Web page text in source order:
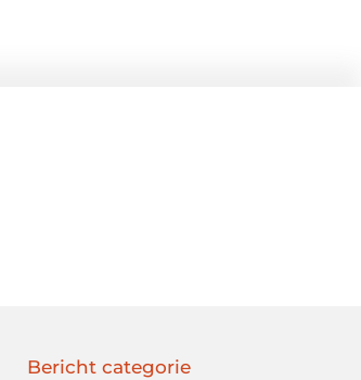
Bericht categorie